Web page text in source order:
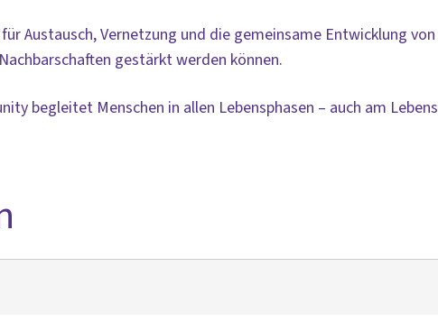
Austausch, Vernetzung und die gemeinsame Entwicklung
gestärkt werden können.
begleitet Menschen in allen Lebensphasen – auch am